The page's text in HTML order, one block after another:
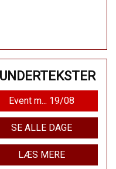
Event m... 19/08
SE ALLE DAGE
LÆS MERE